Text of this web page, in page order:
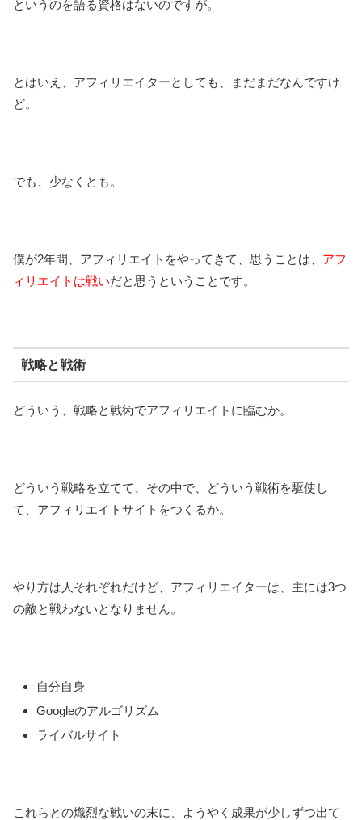
というのを語る資格はないのですが。
とはいえ、アフィリエイターとしても、まだまだなんですけ
ど。
でも、少なくとも。
僕が2年間、アフィリエイトをやってきて、思うことは、 アフ
ィリエイトは戦いだと思うということです。
戦略と戦術
どういう、戦略と戦術でアフィリエイトに臨むか。
どういう戦略を立てて、その中で、どういう戦術を駆使し
て、アフィリエイトサイトをつくるか。
やり方は人それぞれだけど、アフィリエイターは、主には3つ
の敵と戦わないとなりません。
自分自身
Googleのアルゴリズム
ライバルサイト
これらとの熾烈な戦いの末に、ようやく成果が少しずつ出て